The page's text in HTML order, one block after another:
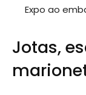
Expo ao
Jotas,